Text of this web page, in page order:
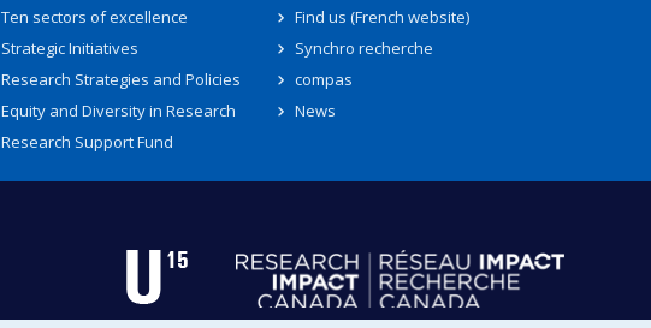
Ten sectors of excellence
Strategic Initiatives
Research Strategies and Policies
Equity and Diversity in Research
Research Support Fund
Find us (French website)
Synchro recherche
compas
News